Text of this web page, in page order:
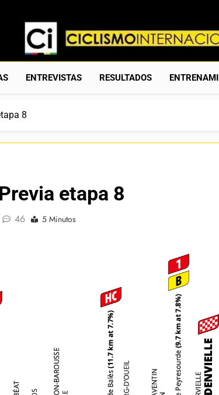
Ciclismo
Web Dedicada Al Ciclismo Mundial.
ENTREVISTAS RESULTADOS
8
etapa 8
46 5 Minutos